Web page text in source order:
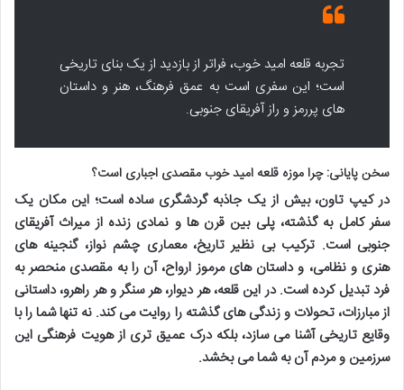
تجربه قلعه امید خوب، فراتر از بازدید از یک بنای تاریخی
است؛ این سفری است به عمق فرهنگ، هنر و داستان
های پررمز و راز آفریقای جنوبی.
سخن پایانی: چرا موزه قلعه امید خوب مقصدی اجباری است؟
در کیپ تاون، بیش از یک جاذبه گردشگری ساده است؛ این مکان یک
سفر کامل به گذشته، پلی بین قرن ها و نمادی زنده از میراث آفریقای
جنوبی است. ترکیب بی نظیر تاریخ، معماری چشم نواز، گنجینه های
هنری و نظامی، و داستان های مرموز ارواح، آن را به مقصدی منحصر به
فرد تبدیل کرده است. در این قلعه، هر دیوار، هر سنگر و هر راهرو، داستانی
از مبارزات، تحولات و زندگی های گذشته را روایت می کند. نه تنها شما را با
وقایع تاریخی آشنا می سازد، بلکه درک عمیق تری از هویت فرهنگی این
سرزمین و مردم آن به شما می بخشد.